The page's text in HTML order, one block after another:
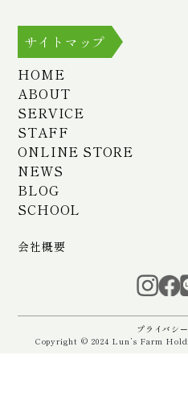
サイトマップ
HOME
ABOUT
SERVICE
STAFF
ONLINE STORE
NEWS
BLOG
SCHOOL
会社概要
プライバシ
Copyright © 2024 Lun’s Farm